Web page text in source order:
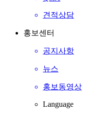
견적상담
홍보센터
공지사항
뉴스
홍보동영상
Language